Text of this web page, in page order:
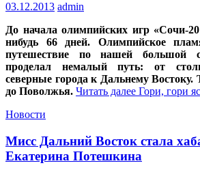
03.12.2013 admin
До начала олимпийских игр «Сочи-
нибудь 66 дней. Олимпийское
путешествие по нашей большой
проделал немалый путь: от
северные города к Дальнему
до Поволжья. Читать далее Гори, гори
Новости
Мисс Дальний Восток стала
Екатерина Потешкина